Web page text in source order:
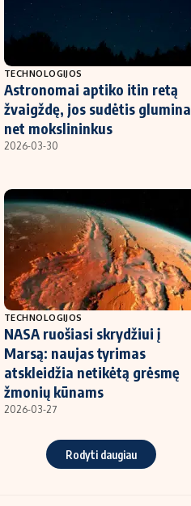
TECHNOLOGIJOS
Astronomai aptiko itin retą
žvaigždę, jos sudėtis glumina
net mokslininkus
2026-03-30
TECHNOLOGIJOS
NASA ruošiasi skrydžiui į
Marsą: naujas tyrimas
atskleidžia netikėtą grėsmę
žmonių kūnams
2026-03-27
Rodyti daugiau